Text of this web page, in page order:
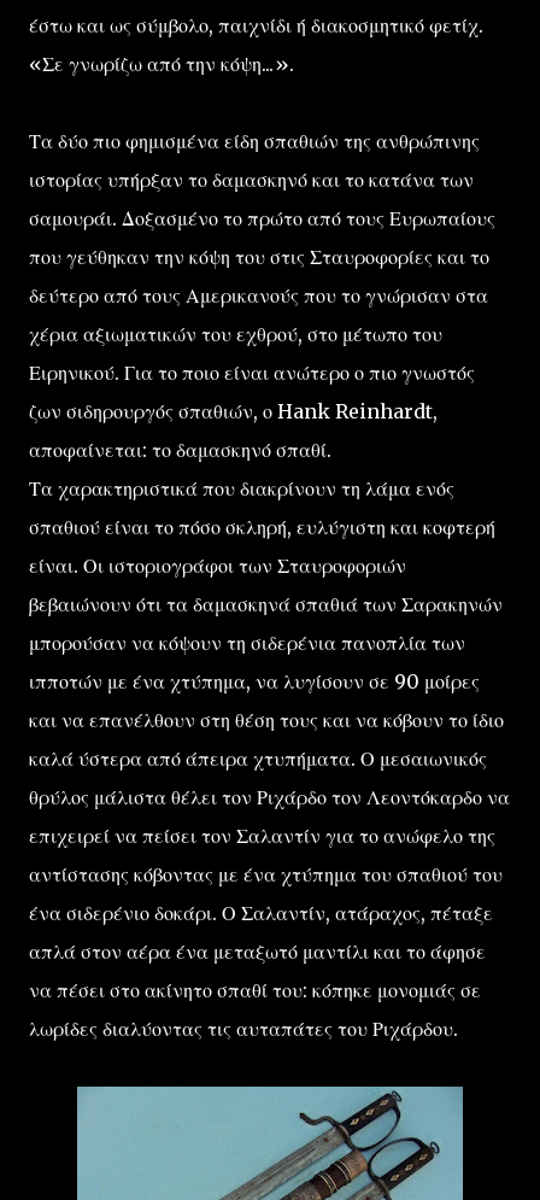
έστω και ως σύμβολο, παιχνίδι ή διακοσμητικό φετίχ.
«Σε γνωρίζω από την κόψη...».
Τα δύο πιο φημισμένα είδη σπαθιών της ανθρώπινης
ιστορίας υπήρξαν το δαμασκηνό και το κατάνα των
σαμουράι. Δοξασμένο το πρώτο από τους Ευρωπαίους
που γεύθηκαν την κόψη του στις Σταυροφορίες και το
δεύτερο από τους Αμερικανούς που το γνώρισαν στα
χέρια αξιωματικών του εχθρού, στο μέτωπο του
Ειρηνικού. Για το ποιο είναι ανώτερο ο πιο γνωστός
ζων σιδηρουργός σπαθιών, ο Hank Reinhardt,
αποφαίνεται: το δαμασκηνό σπαθί.
Τα χαρακτηριστικά που διακρίνουν τη λάμα ενός
σπαθιού είναι το πόσο σκληρή, ευλύγιστη και κοφτερή
είναι. Οι ιστοριογράφοι των Σταυροφοριών
βεβαιώνουν ότι τα δαμασκηνά σπαθιά των Σαρακηνών
μπορούσαν να κόψουν τη σιδερένια πανοπλία των
ιπποτών με ένα χτύπημα, να λυγίσουν σε 90 μοίρες
και να επανέλθουν στη θέση τους και να κόβουν το ίδιο
καλά ύστερα από άπειρα χτυπήματα. Ο μεσαιωνικός
θρύλος μάλιστα θέλει τον Ριχάρδο τον Λεοντόκαρδο να
επιχειρεί να πείσει τον Σαλαντίν για το ανώφελο της
αντίστασης κόβοντας με ένα χτύπημα του σπαθιού του
ένα σιδερένιο δοκάρι. Ο Σαλαντίν, ατάραχος, πέταξε
απλά στον αέρα ένα μεταξωτό μαντίλι και το άφησε
να πέσει στο ακίνητο σπαθί του: κόπηκε μονομιάς σε
λωρίδες διαλύοντας τις αυταπάτες του Ριχάρδου.